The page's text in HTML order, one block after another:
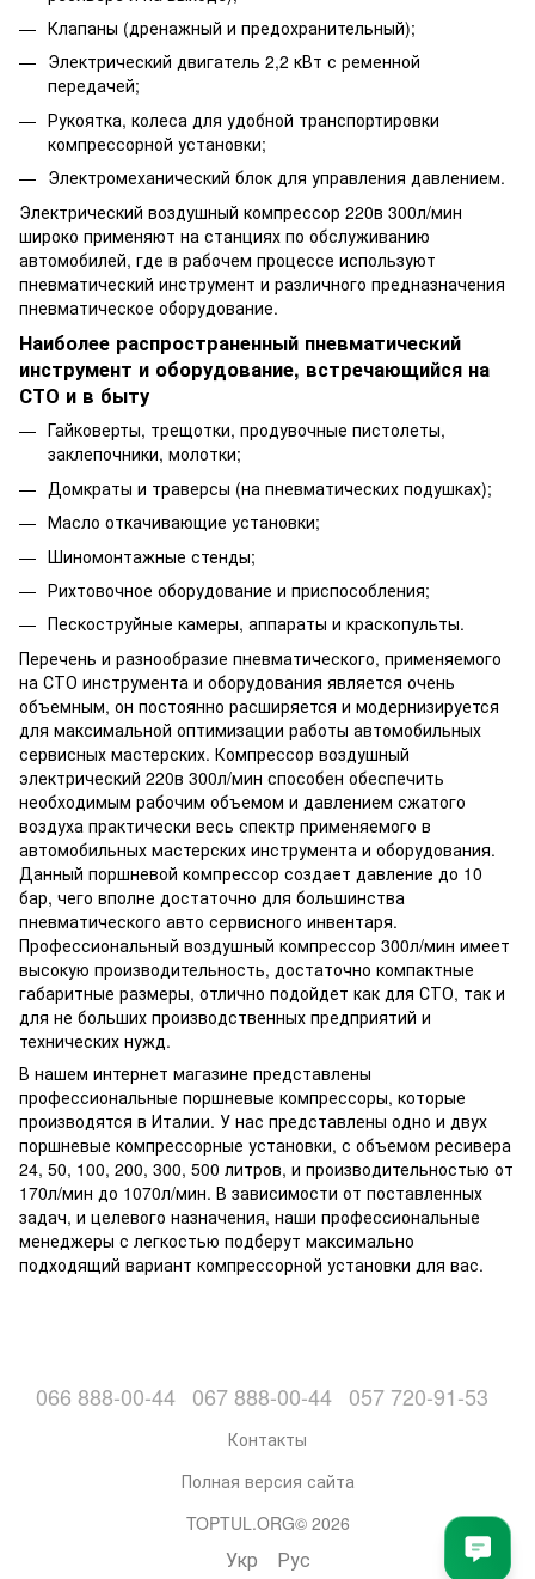
Клапаны (дренажный и предохранительный);
Электрический двигатель 2,2 кВт с ременной
передачей;
Рукоятка, колеса для удобной транспортировки
компрессорной установки;
Электромеханический блок для управления давлением.
Электрический воздушный компрессор 220в 300л/мин
широко применяют на станциях по обслуживанию
автомобилей, где в рабочем процессе используют
пневматический инструмент и различного предназначения
пневматическое оборудование.
Наиболее распространенный пневматический
инструмент и оборудование, встречающийся на
СТО и в быту
Гайковерты, трещотки, продувочные пистолеты,
заклепочники, молотки;
Домкраты и траверсы (на пневматических подушках);
Масло откачивающие установки;
Шиномонтажные стенды;
Рихтовочное оборудование и приспособления;
Пескоструйные камеры, аппараты и краскопульты.
Перечень и разнообразие пневматического, применяемого
на СТО инструмента и оборудования является очень
объемным, он постоянно расширяется и модернизируется
для максимальной оптимизации работы автомобильных
сервисных мастерских. Компрессор воздушный
электрический 220в 300л/мин способен обеспечить
необходимым рабочим объемом и давлением сжатого
воздуха практически весь спектр применяемого в
автомобильных мастерских инструмента и оборудования.
Данный поршневой компрессор создает давление до 10
бар, чего вполне достаточно для большинства
пневматического авто сервисного инвентаря.
Профессиональный воздушный компрессор 300л/мин имеет
высокую производительность, достаточно компактные
габаритные размеры, отлично подойдет как для СТО, так и
для не больших производственных предприятий и
технических нужд.
В нашем интернет магазине представлены
профессиональные поршневые компрессоры, которые
производятся в Италии. У нас представлены одно и двух
поршневые компрессорные установки, с объемом ресивера
24, 50, 100, 200, 300, 500 литров, и производительностью от
170л/мин до 1070л/мин. В зависимости от поставленных
задач, и целевого назначения, наши профессиональные
менеджеры с легкостью подберут максимально
подходящий вариант компрессорной установки для вас.
066 888-00-44 067 888-00-44 057 720-91-53
Контакты
Полная версия сайта
TOPTUL.ORG© 2026
Укр Рус